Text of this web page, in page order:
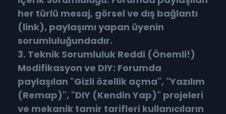
her türlü mesaj, görsel ve dış bağlantı
(link), paylaşımı yapan üyenin
sorumluluğundadır.
3. Teknik Sorumluluk Reddi (Önemli!)
Modifikasyon ve DIY: Forumda
paylaşılan "Gizli özellik açma", "Yazılım
(Remap)", "DIY (Kendin Yap)" projeleri
ve mekanik tamir tarifleri kullanıcıların